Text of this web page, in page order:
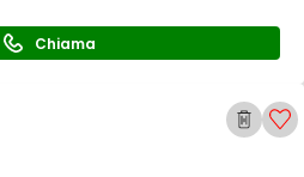
Chiama